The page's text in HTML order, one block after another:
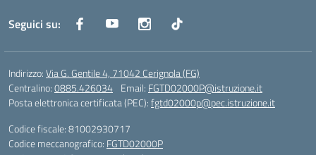
Seguici su:
Indirizzo:Via G. Gentile 4, 71042 Cerignola (FG)
Centralino:0885.426034 Email: FGTD02000P@istruzione.it
Posta elettronica certificata (PEC):fgtd02000p@pec.istruzione.it
Codice fiscale: 81002930717
Codice meccanografico: FGTD02000P